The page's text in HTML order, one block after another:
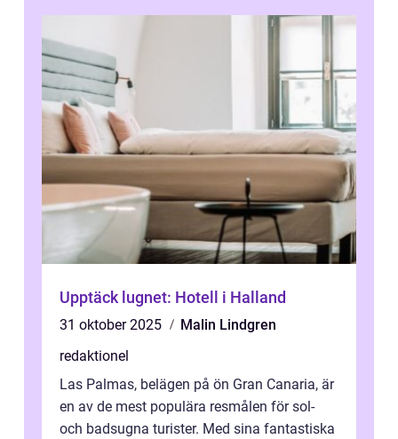
Upptäck lugnet: Hotell i Halland
31 oktober 2025
Malin Lindgren
redaktionel
Las Palmas, belägen på ön Gran Canaria, är
en av de mest populära resmålen för sol-
och badsugna turister. Med sina fantastiska